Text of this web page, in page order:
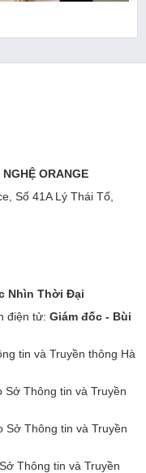
ORANGE
Số 41A Lý Thái Tổ,
Nhìn Thời Đại
điện tử: Giám đốc - Bùi
tin và Truyền thông Hà
Thông tin và Truyền
Sở Thông tin và Truyền
Thông tin và Truyền